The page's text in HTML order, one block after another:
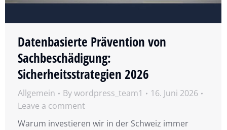
Datenbasierte Prävention von
Sachbeschädigung:
Sicherheitsstrategien 2026
Allgemein Bywordpress_team1
16. Juni 2026
Leave a comment
Warum investieren wir in der Schweiz immer